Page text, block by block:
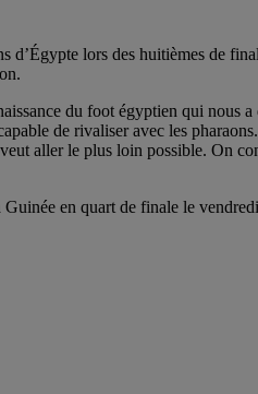
d’Égypte lors des huitièmes de
du foot égyptien qui
de rivaliser avec les
aller le plus loin possible. On
en quart de finale le